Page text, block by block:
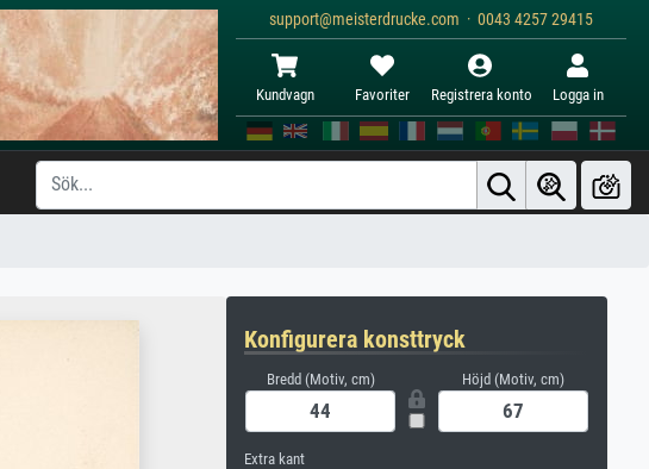
support@meisterdrucke.com · 0043 4257 29415
Kundvagn Favoriter Registrera konto Logga in
Konfigurera konsttryck
Bredd (Motiv, cm) Höjd (Motiv, cm)
Extra kant